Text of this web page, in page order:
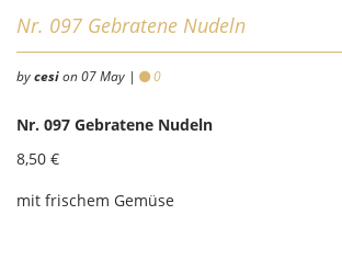
Nr. 097 Gebratene Nudeln
bycesion 07 May | 0
Nr. 097 Gebratene Nudeln
8,50 €
mit frischem Gemüse